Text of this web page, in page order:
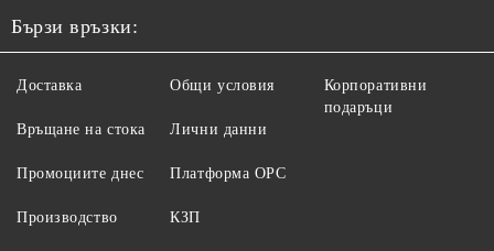
Бързи връзки:
Доставка
Връщане на стока
Промоциите днес
Производство
Общи условия
Лични данни
Платформа ОРС
КЗП
Корпоративни
подаръци